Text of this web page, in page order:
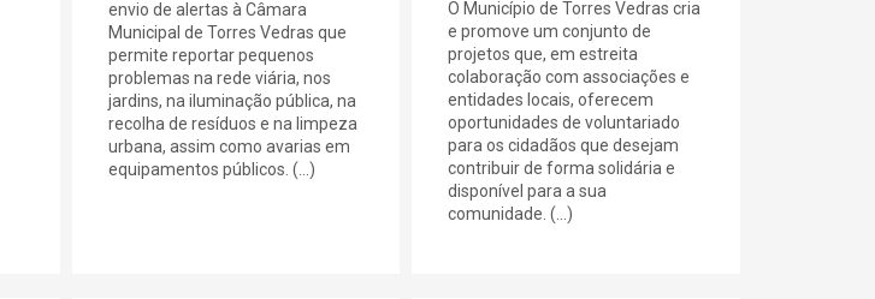
envio de alertas à Câmara
Municipal de Torres Vedras que
permite reportar pequenos
problemas na rede viária, nos
jardins, na iluminação pública, na
recolha de resíduos e na limpeza
urbana, assim como avarias em
equipamentos públicos. (...)
O Município de Torres Vedras cria
e promove um conjunto de
projetos que, em estreita
colaboração com associações e
entidades locais, oferecem
oportunidades de voluntariado
para os cidadãos que desejam
contribuir de forma solidária e
disponível para a sua
comunidade. (...)